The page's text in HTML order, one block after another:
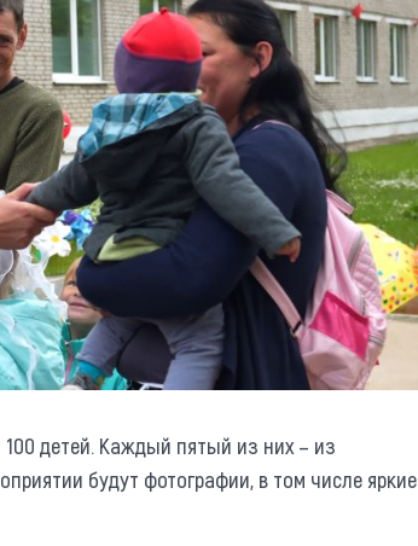
детей. Каждый пятый из них – из
будут фотографии, в том числе яркие